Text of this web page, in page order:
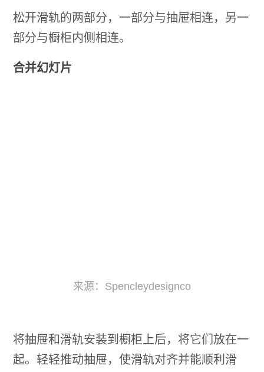
松开滑轨的两部分，一部分与抽屉相连，另一
部分与橱柜内侧相连。
合并幻灯片
来源：Spencleydesignco
将抽屉和滑轨安装到橱柜上后，将它们放在一
起。轻轻推动抽屉，使滑轨对齐并能顺利滑